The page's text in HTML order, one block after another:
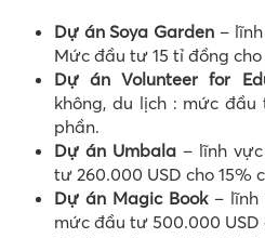
Dự án Soya Garden –
Mức đầu tư 15 tỉ đồng
Dự án Volunteer for
không, du lịch : mức
phần.
Dự án Umbala– lĩnh vực
tư 260.000 USD cho 15%
Dự án Magic Book– lĩnh
mức đầu tư 500.000 USD